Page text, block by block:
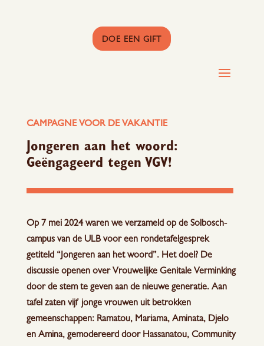
DOE EEN GIFT
CAMPAGNE VOOR DE VAKANTIE
Jongeren aan het woord:
Geëngageerd tegen VGV!
Op 7 mei 2024 waren we verzameld op de Solbosch-
campus van de ULB voor een rondetafelgesprek
getiteld “Jongeren aan het woord”. Het doel? De
discussie openen over Vrouwelijke Genitale Verminking
door de stem te geven aan de nieuwe generatie. Aan
tafel zaten vijf jonge vrouwen uit betrokken
gemeenschappen: Ramatou, Mariama, Aminata, Djelo
en Amina, gemodereerd door Hassanatou, Community